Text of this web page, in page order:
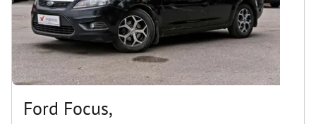
Ford Focus,